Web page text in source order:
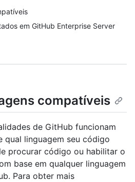
em GitHub Enterprise Server
compatíveis
de GitHub funcionam
qual linguagem seu código
procurar código ou habilitar o
base em qualquer linguagem
Para obter mais